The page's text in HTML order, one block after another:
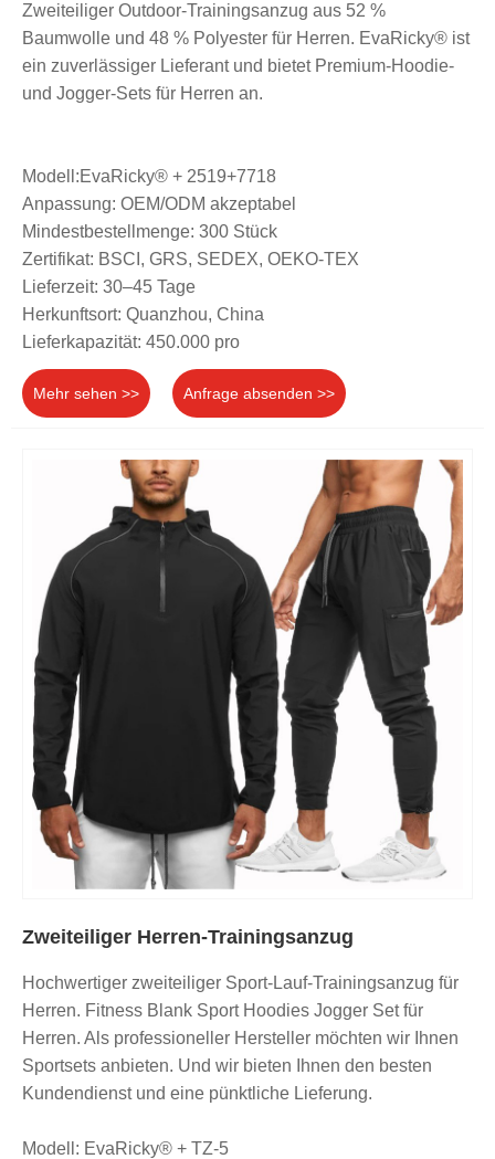
Zweiteiliger Outdoor-Trainingsanzug aus 52 %
Baumwolle und 48 % Polyester für Herren. EvaRicky® ist
ein zuverlässiger Lieferant und bietet Premium-Hoodie-
und Jogger-Sets für Herren an.
Modell:EvaRicky® + 2519+7718
Anpassung: OEM/ODM akzeptabel
Mindestbestellmenge: 300 Stück
Zertifikat: BSCI, GRS, SEDEX, OEKO-TEX
Lieferzeit: 30–45 Tage
Herkunftsort: Quanzhou, China
Lieferkapazität: 450.000 pro
Mehr sehen >> Anfrage absenden >>
Zweiteiliger Herren-Trainingsanzug
Hochwertiger zweiteiliger Sport-Lauf-Trainingsanzug für
Herren. Fitness Blank Sport Hoodies Jogger Set für
Herren. Als professioneller Hersteller möchten wir Ihnen
Sportsets anbieten. Und wir bieten Ihnen den besten
Kundendienst und eine pünktliche Lieferung.
Modell: EvaRicky® + TZ-5